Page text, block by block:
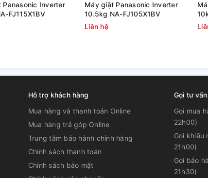
ngang AQUA.
giảm xoắn
Panasonic Inverter
FJ115X1BV
Máy giặt Panasonic Inverter
10.5kg NA-FJ105X1BV
Liên hệ
Hỗ trợ khách hàng
Mua hàng và thanh toán Online
Mua hàng trả góp Online
Trung tâm bảo hành chính hãng
Chính sách thanh toán
Chính sách bảo mật
Gọi tư
Gọi mua
22h00)
Gọi khiếu
21h00)
Gọi bảo
21h30)